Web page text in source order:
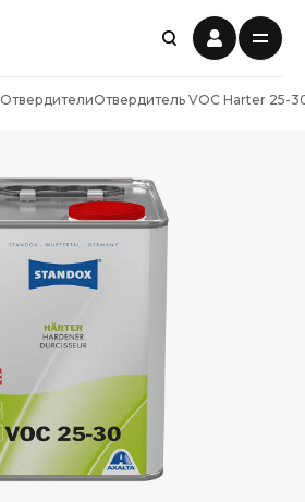
ОтвердителиОтвердитель VOC Harter 25-